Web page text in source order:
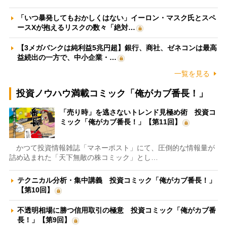
「いつ暴発してもおかしくはない」イーロン・マスク氏とスペ
ースXが抱えるリスクの数々「絶対…
【3メガバンクは純利益5兆円超】銀行、商社、ゼネコンは最高
益続出の一方で、中小企業・…
一覧を見る
投資ノウハウ満載コミック「俺がカブ番長！」
「売り時」を逃さないトレンド見極め術 投資コ
ミック「俺がカブ番長！」【第11回】
かつて投資情報雑誌「マネーポスト」にて、圧倒的な情報量が
詰め込まれた「天下無敵の株コミック」とし…
テクニカル分析・集中講義 投資コミック「俺がカブ番長！」
【第10回】
不透明相場に勝つ信用取引の極意 投資コミック「俺がカブ番
長！」【第9回】